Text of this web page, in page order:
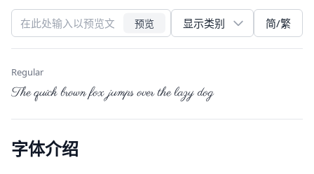
预览 简/繁
Regular
The quick brown fox jumps over the lazy dog
字体介绍